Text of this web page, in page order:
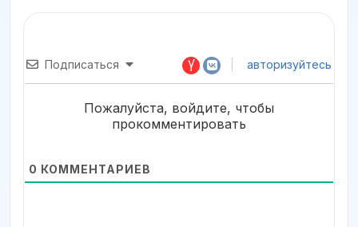
Подписаться авторизуйтесь
Пожалуйста, войдите, чтобы
прокомментировать
0 КОММЕНТАРИЕВ